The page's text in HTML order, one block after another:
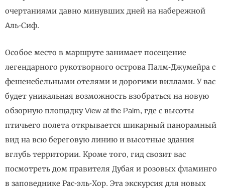
очертаниями давно минувших дней на набережной
Аль-Сиф.
Особое место в маршруте занимает посещение
легендарного рукотворного острова Палм-Джумейра с
фешенебельными отелями и дорогими виллами. У вас
будет уникальная возможность взобраться на новую
обзорную площадку View at the Palm, где с высоты
птичьего полета открывается шикарный панорамный
вид на всю береговую линию и высотные здания
вглубь территории. Кроме того, гид свозит вас
посмотреть дом правителя Дубая и розовых фламинго
в заповеднике Рас-эль-Хор. Эта экскурсия для новых